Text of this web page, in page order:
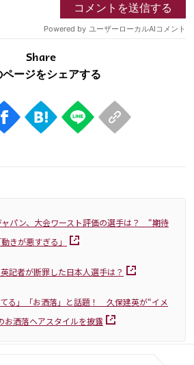
Share
パン、大会ワースト評価の選手は？ “期待
きが悪すぎる」
記者が断罪した日本人選手は？
てる」「お洒落」と話題！ 久保建英が“イメ
お洒落ヘアスタイルを披露